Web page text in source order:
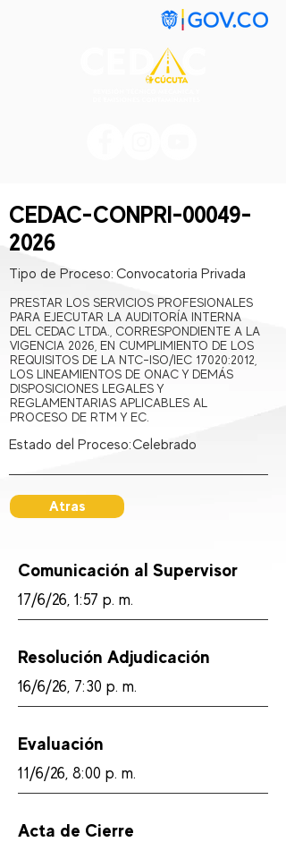
CEDAC-CONPRI-00049-
2026
Tipo de Proceso: Convocatoria Privada
PRESTAR LOS SERVICIOS PROFESIONALES
PARA EJECUTAR LA AUDITORÍA INTERNA
DEL CEDAC LTDA., CORRESPONDIENTE A LA
VIGENCIA 2026, EN CUMPLIMIENTO DE LOS
REQUISITOS DE LA NTC-ISO/IEC 17020:2012,
LOS LINEAMIENTOS DE ONAC Y DEMÁS
DISPOSICIONES LEGALES Y
REGLAMENTARIAS APLICABLES AL
PROCESO DE RTM Y EC.
Estado del Proceso:Celebrado
Atras
Comunicación al Supervisor
17/6/26, 1:57 p. m.
Resolución Adjudicación
16/6/26, 7:30 p. m.
Evaluación
11/6/26, 8:00 p. m.
Acta de Cierre